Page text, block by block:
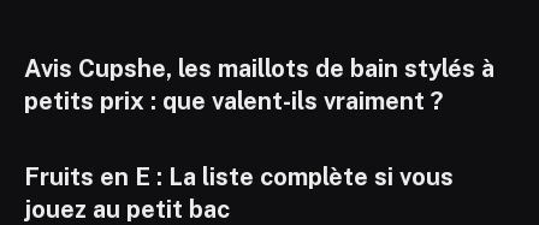
Avis Cupshe, les maillots de bain stylés à
petits prix : que valent-ils vraiment ?
Fruits en E : La liste complète si vous
jouez au petit bac